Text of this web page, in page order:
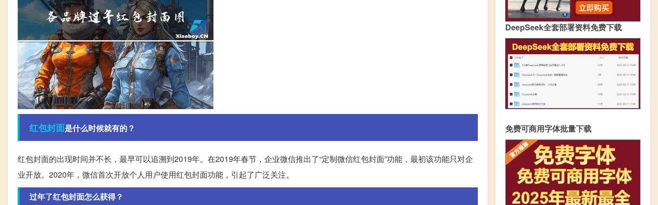
红包封面是什么时候就有的？
红包封面的出现时间并不长，最早可以追溯到2019年。在2019年春节，企业微信推出了“定制微信红包封面”功能，最初该功能只对企
业开放。2020年，微信首次开放个人用户使用红包封面功能，引起了广泛关注。
过年了红包封面怎么获得？
DeepSeek全套部署资料免费下载
免费可商用字体批量下载